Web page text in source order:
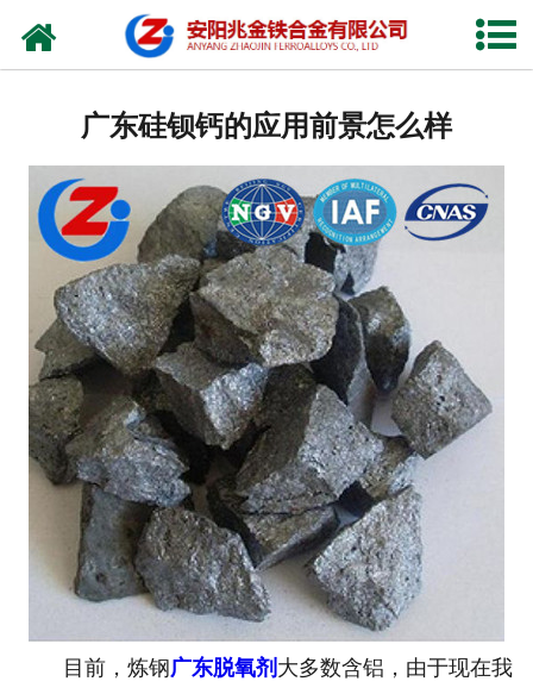
网站首页
产品中心
厂容厂貌
视频中心
联系我们
广东硅钡钙的应用前景怎么样
目前，炼钢广东脱氧剂 大多数含铝，由于现在我